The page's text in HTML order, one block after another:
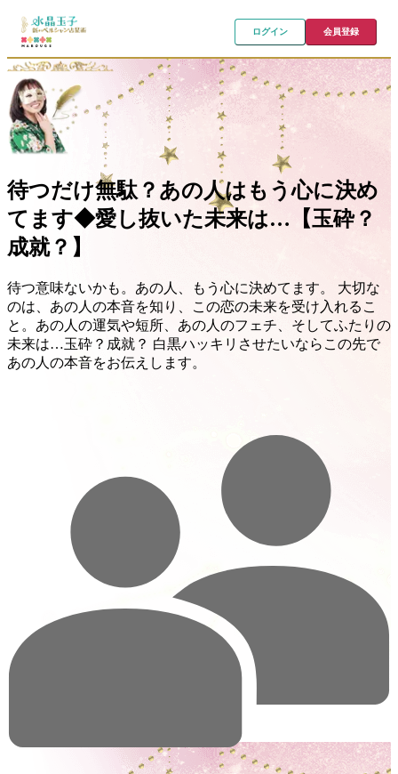
ログイン 会員登録
待つだけ無駄？あの人はもう心に決め
てます◆愛し抜いた未来は…【玉砕？
成就？】
待つ意味ないかも。あの人、もう心に決めてます。 大切な
のは、あの人の本音を知り、この恋の未来を受け入れるこ
と。あの人の運気や短所、あの人のフェチ、そしてふたりの
未来は…玉砕？成就？ 白黒ハッキリさせたいならこの先で
あの人の本音をお伝えします。